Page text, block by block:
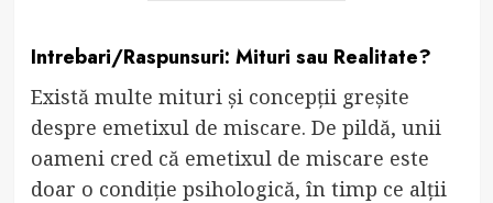
Intrebari/Raspunsuri: Mituri sau Realitate?
Există multe mituri și concepții greșite
despre emetixul de miscare. De pildă, unii
oameni cred că emetixul de miscare este
doar o condiție psihologică, în timp ce alții